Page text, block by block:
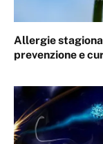
Allergie
prevenzione e